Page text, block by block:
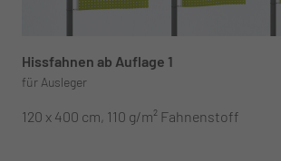
Hissfahnen ab Auflage 1
für Ausleger
120 x 400 cm, 110 g/m² Fahnenstoff